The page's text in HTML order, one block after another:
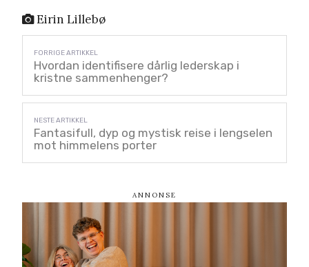
Eirin Lillebø
Hvordan identifisere dårlig lederskap i
kristne sammenhenger?
Fantasifull, dyp og mystisk reise i lengselen
mot himmelens porter